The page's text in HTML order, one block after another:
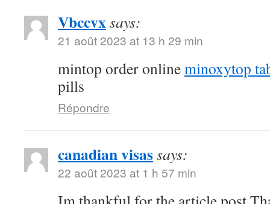
Vbccvxsays:
21 août 2023 at 13 h 29 min
mintop order onlineminoxytop
pills
Répondre
canadian visassays:
22 août 2023 at 1 h 57 min